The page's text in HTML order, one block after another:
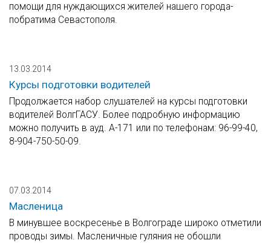
помощи для нуждающихся жителей нашего города-
побратима Севастополя.
13.03.2014
Курсы подготовки водителей
Продолжается набор слушателей на курсы подготовки
водителей ВолгГАСУ. Более подробную информацию
можно получить в ауд. А-171 или по телефонам: 96-99-40,
8-904-750-50-09.
07.03.2014
Масленица
В минувшее воскресенье в Волгограде широко отметили
проводы зимы. Масленичные гуляния не обошли